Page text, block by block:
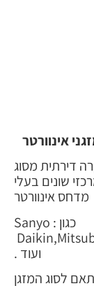
אינוורטר
דירתית מסוג
שונים בעלי
מדחס אינוורטר
כגון : Sanyo
ועוד .
לסוג המזגן